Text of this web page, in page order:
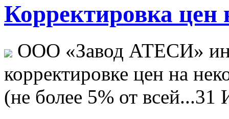
Корректировка цен
ООО «Завод АТЕСИ»
корректировке цен на
(не более 5% от всей...31